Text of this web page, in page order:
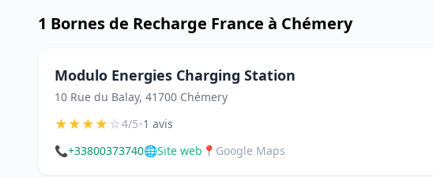
1 Bornes de Recharge France à Chémery
Modulo Energies Charging Station
10 Rue du Balay, 41700 Chémery
★★★★☆4/5•1 avis
📞+33800373740🌐Site web 📍 Google Maps